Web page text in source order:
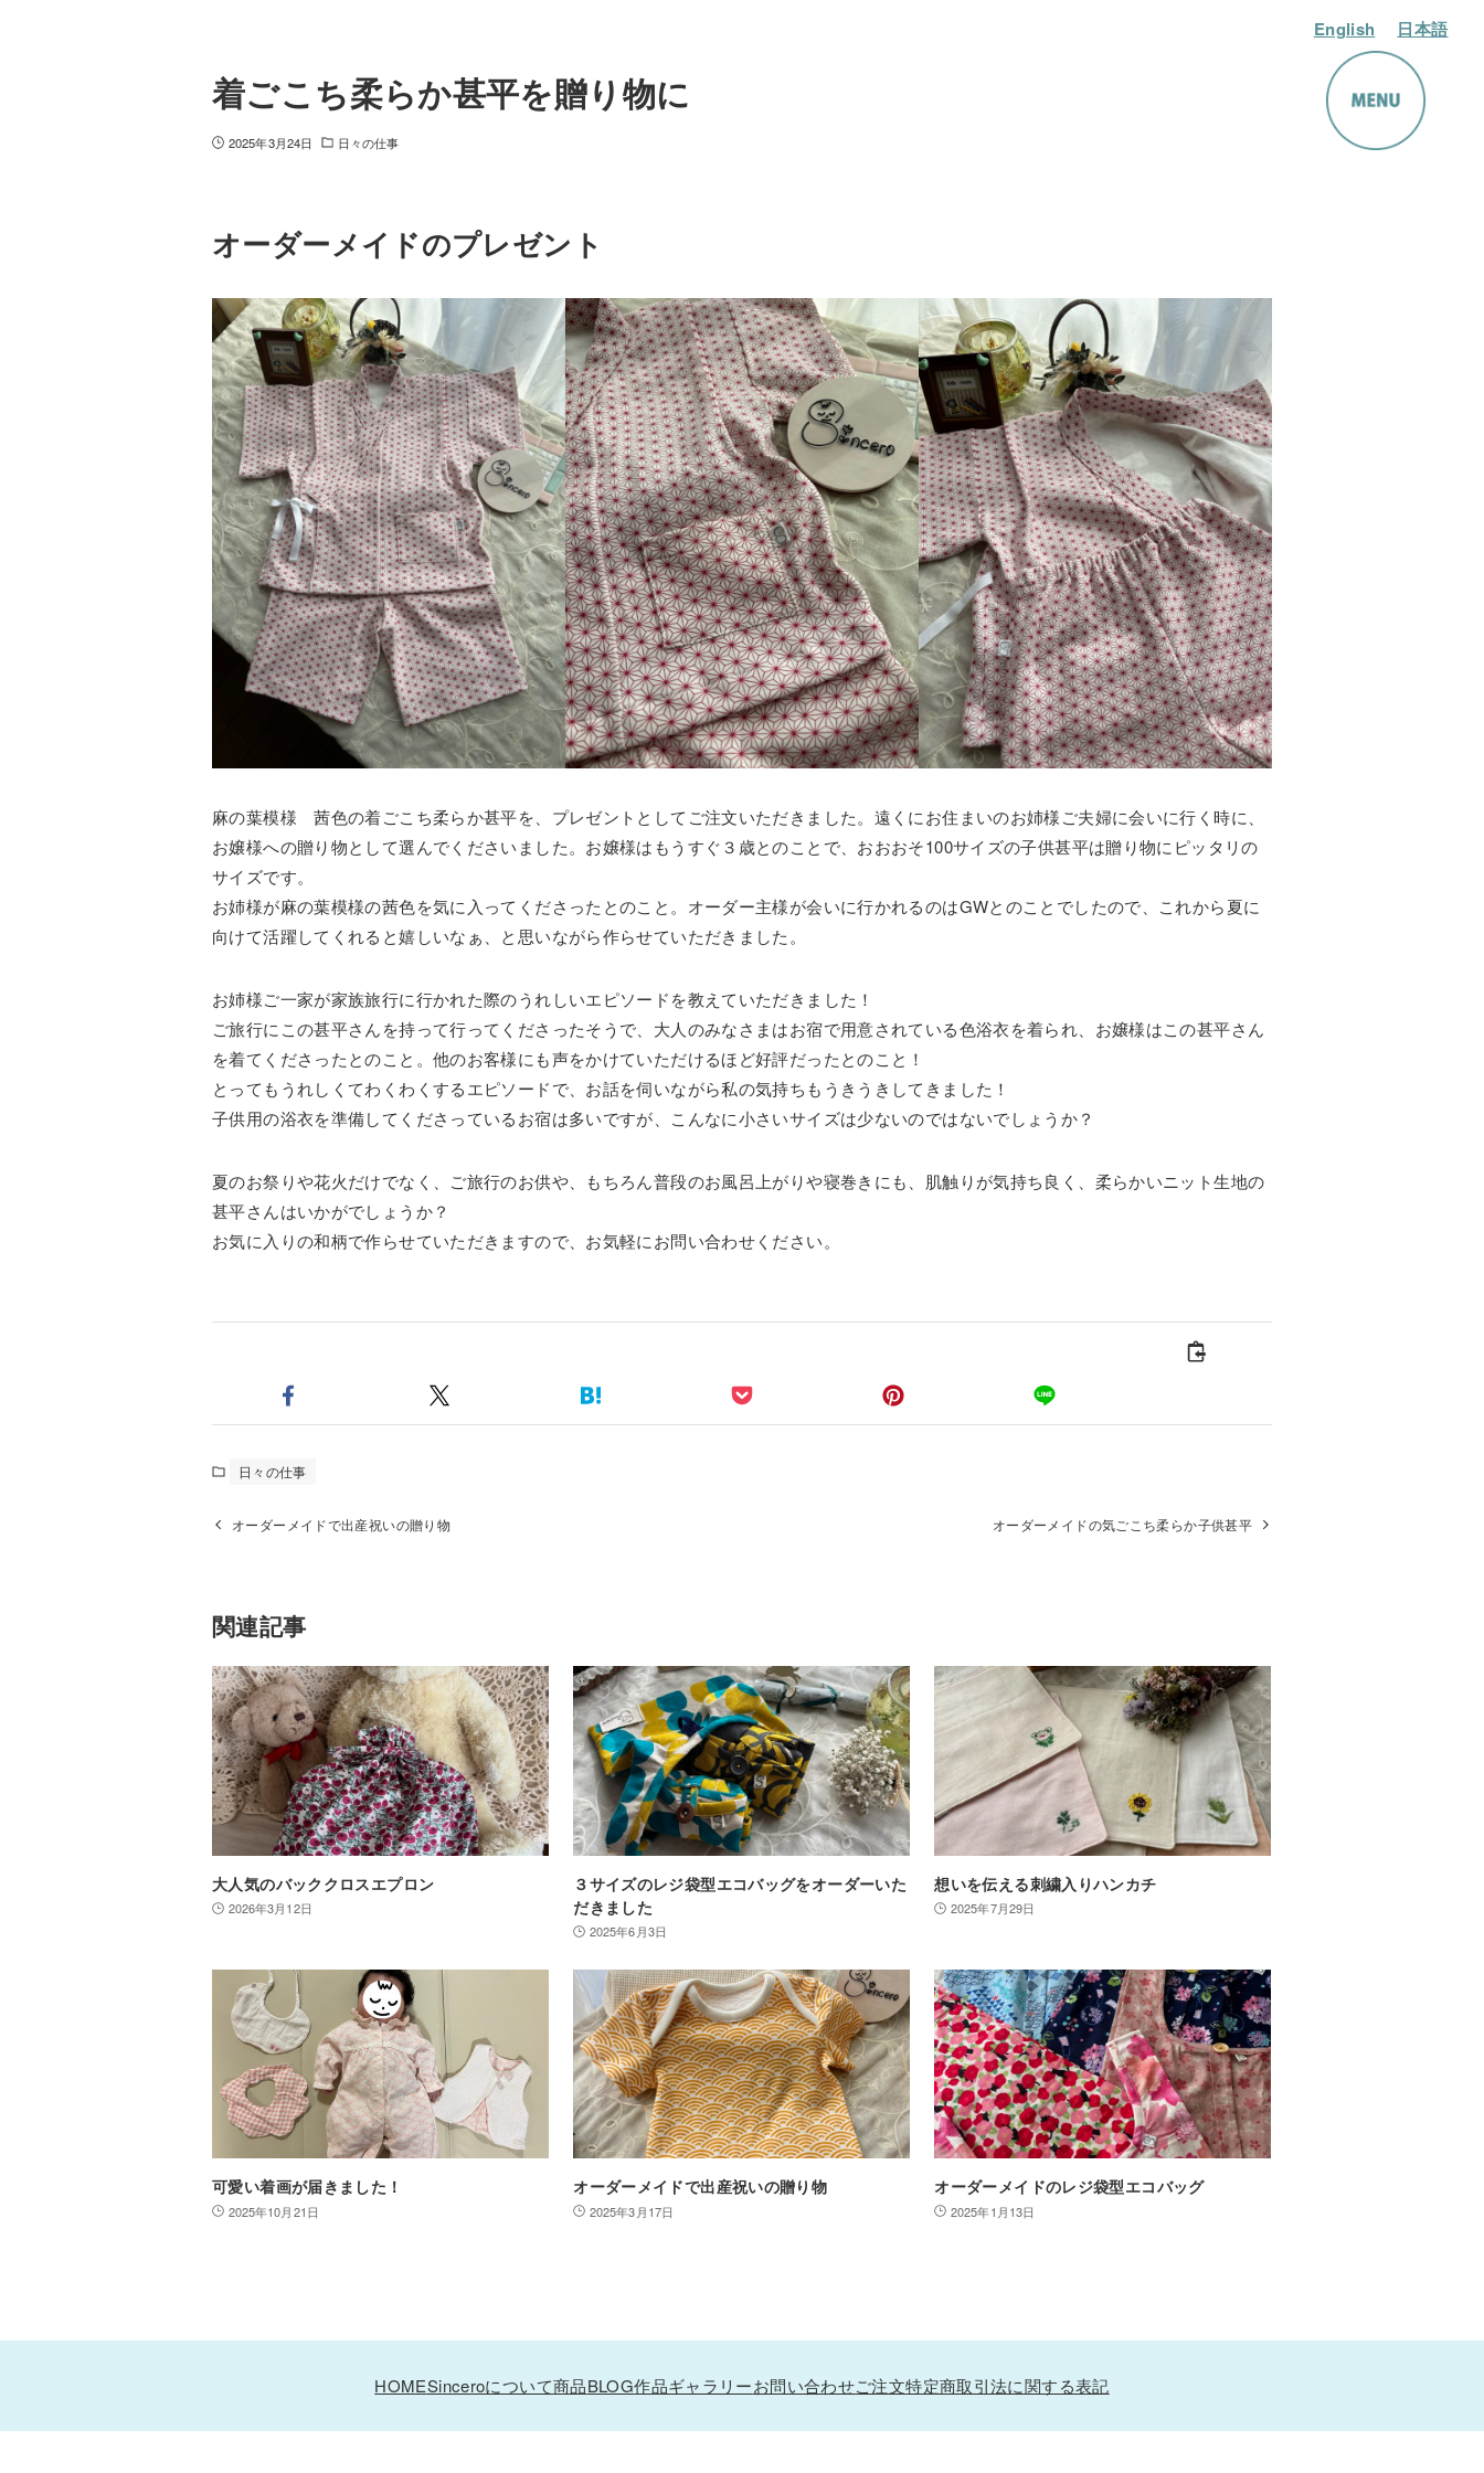
着ごこち柔らか甚平を贈り物に
2025年3月24日 日々の仕事
オーダーメイドのプレゼント
麻の葉模様 茜色の着ごこち柔らか甚平を、プレゼントとしてご注文いただきました。遠くにお住まいのお姉様ご夫婦に会いに行く時に、
お嬢様への贈り物として選んでくださいました。お嬢様はもうすぐ３歳とのことで、おおおそ100サイズの子供甚平は贈り物にピッタリの
サイズです。
お姉様が麻の葉模様の茜色を気に入ってくださったとのこと。オーダー主様が会いに行かれるのはGWとのことでしたので、これから夏に
向けて活躍してくれると嬉しいなぁ、と思いながら作らせていただきました。
お姉様ご一家が家族旅行に行かれた際のうれしいエピソードを教えていただきました！
ご旅行にこの甚平さんを持って行ってくださったそうで、大人のみなさまはお宿で用意されている色浴衣を着られ、お嬢様はこの甚平さん
を着てくださったとのこと。他のお客様にも声をかけていただけるほど好評だったとのこと！
とってもうれしくてわくわくするエピソードで、お話を伺いながら私の気持ちもうきうきしてきました！
子供用の浴衣を準備してくださっているお宿は多いですが、こんなに小さいサイズは少ないのではないでしょうか？
夏のお祭りや花火だけでなく、ご旅行のお供や、もちろん普段のお風呂上がりや寝巻きにも、肌触りが気持ち良く、柔らかいニット生地の
甚平さんはいかがでしょうか？
お気に入りの和柄で作らせていただきますので、お気軽にお問い合わせください。
日々の仕事
オーダーメイドで出産祝いの贈り物 オーダーメイドの気ごこち柔らか子供甚平
関連記事
大人気のバッククロスエプロン
2026年3月12日
３サイズのレジ袋型エコバッグをオーダーいた
だきました
2025年6月3日
想いを伝える刺繍入りハンカチ
2025年7月29日
可愛い着画が届きました！
2025年10月21日
オーダーメイドで出産祝いの贈り物
2025年3月17日
オーダーメイドのレジ袋型エコバッグ
2025年1月13日
English 日本語
HOMESinceroについて商品BLOG作品ギャラリーお問い合わせご注文特定商取引法に関する表記